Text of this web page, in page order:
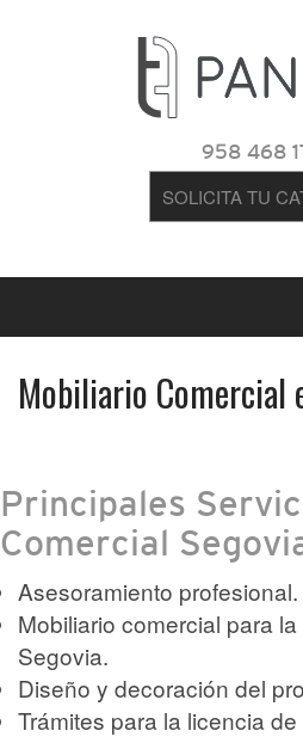
958 468
SOLICITA TU
Mobiliario Comercial
Principales
Comercial
Asesoramiento
Mobiliario comercial para
Segovia.
Diseño y decoración del
Trámites para la licencia